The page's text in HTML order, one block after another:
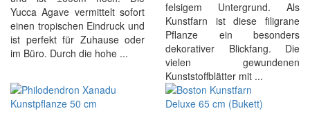
Yucca Agave vermittelt sofort
einen tropischen Eindruck und
ist perfekt für Zuhause oder
im Büro. Durch die hohe ...
felsigem Untergrund. Als
Kunstfarn ist diese filigrane
Pflanze ein besonders
dekorativer Blickfang. Die
vielen gewundenen
Kunststoffblätter mit ...